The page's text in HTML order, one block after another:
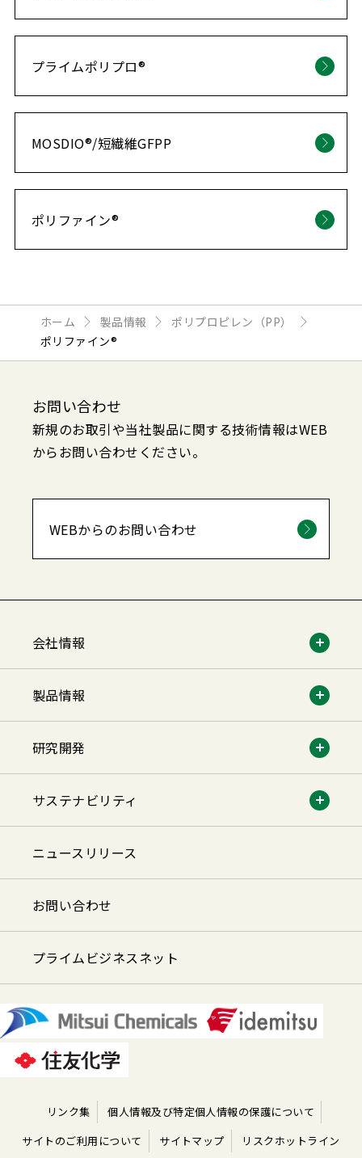
プライムポリプロ®
MOSDIO®/短繊維GFPP
ポリファイン®
ホーム 製品情報
ポリプロピレン（PP）
ポリファイン®
お問い合わせ
新規のお取引や当社製品に関する技術情報はWEB
からお問い合わせください。
WEBからのお問い合わせ
会社情報
製品情報
研究開発
サステナビリティ
ニュースリリース
お問い合わせ
プライムビジネスネット
リンク集
個人情報及び特定個人情報の保護について
サイトのご利用について
サイトマップ リスクホットライン